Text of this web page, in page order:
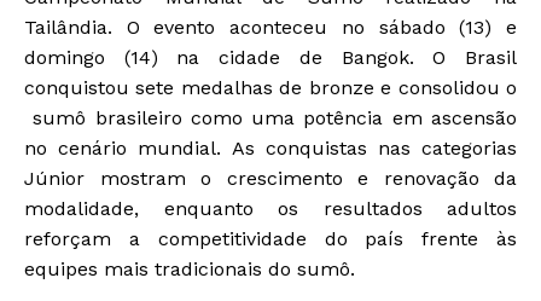
Tailândia. O evento aconteceu no sábado (13) e
domingo (14) na cidade de Bangok. O Brasil
conquistou sete medalhas de bronze e consolidou o
sumô brasileiro como uma potência em ascensão
no cenário mundial. As conquistas nas categorias
Júnior mostram o crescimento e renovação da
modalidade, enquanto os resultados adultos
reforçam a competitividade do país frente às
equipes mais tradicionais do sumô.